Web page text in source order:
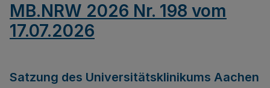
MB.NRW 2026 Nr. 198 vom
17.07.2026
Satzung des Universitätsklinikums Aachen